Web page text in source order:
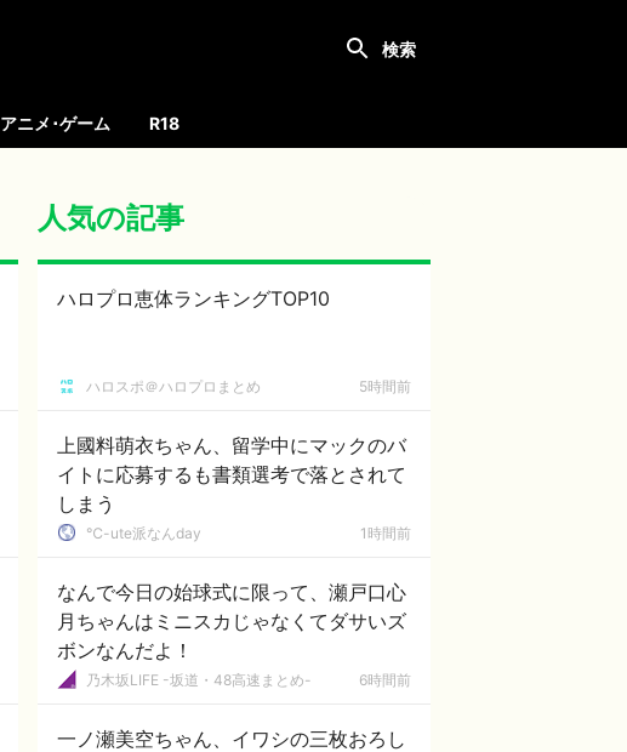
アニメ･ゲーム R18
人気の記事
ハロプロ恵体ランキングTOP10
ハロスポ＠ハロプロまとめ 5時間前
上國料萌衣ちゃん、留学中にマックのバ
イトに応募するも書類選考で落とされて
しまう
℃-ute派なんday 1時間前
なんで今日の始球式に限って、瀬戸口心
月ちゃんはミニスカじゃなくてダサいズ
ボンなんだよ！
乃木坂LIFE -坂道・48高速まとめ- 6時間前
一ノ瀬美空ちゃん、イワシの三枚おろし